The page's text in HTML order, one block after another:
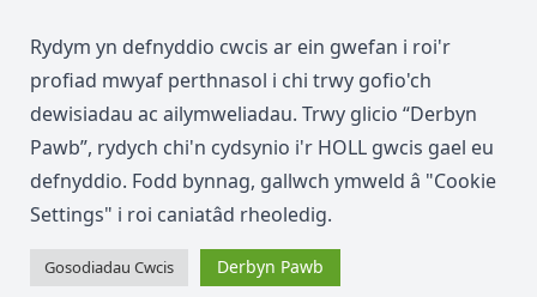
Rydym yn defnyddio cwcis ar ein gwefan i roi'r
profiad mwyaf perthnasol i chi trwy gofio'ch
dewisiadau ac ailymweliadau. Trwy glicio “Derbyn
Pawb”, rydych chi'n cydsynio i'r HOLL gwcis gael eu
defnyddio. Fodd bynnag, gallwch ymweld â "Cookie
Settings" i roi caniatâd rheoledig.
Gosodiadau Cwcis Derbyn Pawb